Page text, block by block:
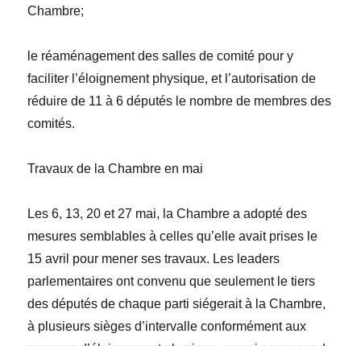
Chambre;
le réaménagement des salles de comité pour y
faciliter l’éloignement physique, et l’autorisation de
réduire de 11à6 députés le nombre de membres des
comités.
Travaux de la Chambre en mai
Les 6, 13, 20 et 27 mai, la Chambre a adopté des
mesures semblables à celles qu’elle avait prises le
15 avril pour mener ses travaux. Les leaders
parlementaires ont convenu que seulement le tiers
des députés de chaque parti siégerait à la Chambre,
à plusieurs sièges d’intervalle conformément aux